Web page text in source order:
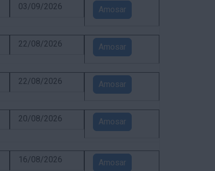
03/09/2026 Amosar
22/08/2026 Amosar
22/08/2026 Amosar
20/08/2026 Amosar
16/08/2026 Amosar